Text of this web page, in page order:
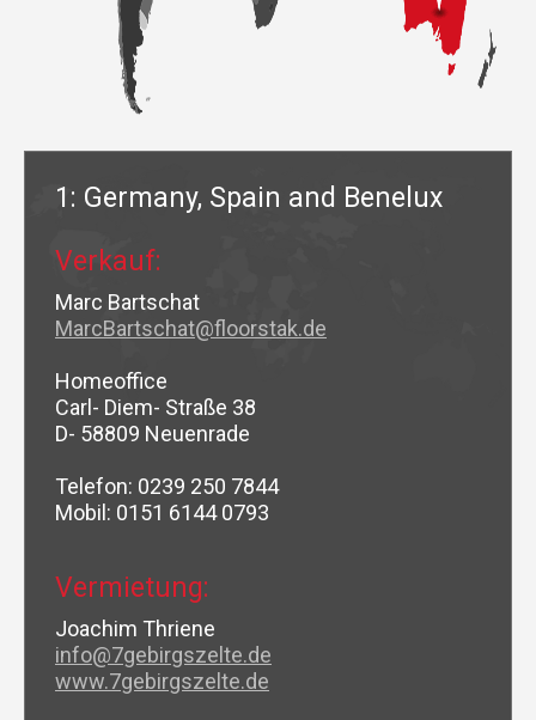
1: Germany, Spain and Benelux
Verkauf:
Marc Bartschat
MarcBartschat@floorstak.de
Homeoffice
Carl- Diem- Straße 38
D- 58809 Neuenrade
Telefon: 0239 250 7844
Mobil: 0151 6144 0793
Vermietung:
Joachim Thriene
info@7gebirgszelte.de
www.7gebirgszelte.de